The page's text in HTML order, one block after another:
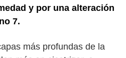
y por una alteración
7.
más profundas de la